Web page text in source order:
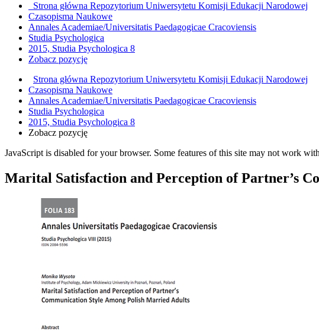
Strona główna Repozytorium Uniwersytetu Komisji Edukacji Narodowej
Czasopisma Naukowe
Annales Academiae/Universitatis Paedagogicae Cracoviensis
Studia Psychologica
2015, Studia Psychologica 8
Zobacz pozycję
Strona główna Repozytorium Uniwersytetu Komisji Edukacji Narodowej
Czasopisma Naukowe
Annales Academiae/Universitatis Paedagogicae Cracoviensis
Studia Psychologica
2015, Studia Psychologica 8
Zobacz pozycję
JavaScript is disabled for your browser. Some features of this site may not work
Marital Satisfaction and Perception of Partner’s